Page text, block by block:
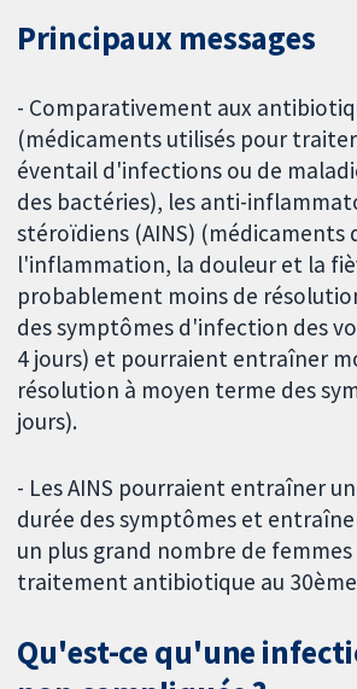
Principaux messages
- Comparativement aux
(médicaments utilisés pour
éventail d'infections ou de
des bactéries), les anti-
stéroïdiens (AINS) (médicaments
l'inflammation, la douleur et la
probablement moins de
des symptômes d'infection des
4 jours) et pourraient entraîner
résolution à moyen terme des
jours).
- Les AINS pourraient entraîner
durée des symptômes et
un plus grand nombre de
traitement antibiotique au
Qu'est-ce qu'une